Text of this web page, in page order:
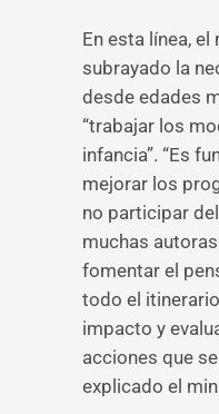
En esta línea,
subrayado la
desde edades
“trabajar los
infancia”. “Es
mejorar los
no participar
muchas
fomentar el
todo el
impacto y
acciones que
explicado el